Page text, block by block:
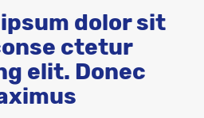
dolor sit
ctetur
elit. Donec